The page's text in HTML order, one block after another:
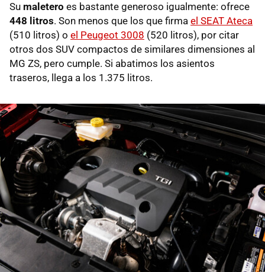
Su maletero es bastante generoso igualmente: ofrece
448 litros. Son menos que los que firma el SEAT Ateca
(510 litros) o el Peugeot 3008 (520 litros), por citar
otros dos SUV compactos de similares dimensiones al
MG ZS, pero cumple. Si abatimos los asientos
traseros, llega a los 1.375 litros.